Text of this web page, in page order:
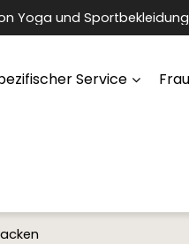
Yoga und Sportbekleidung
Service